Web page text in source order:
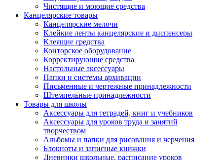
Чистящие и моющие средства
Канцелярские товары
Канцелярские мелочи
Клейкие ленты канцелярские и диспенсеры
Клеящие средства
Конторское оборудование
Корректирующие средства
Настольные аксессуары
Папки и системы архивации
Письменные и чертежные принадлежности
Штемпельные принадлежности
Товары для школы
Аксессуары для тетрадей, книг и учебников
Аксессуары для уроков труда и занятий
творчеством
Альбомы и папки для рисования и черчения
Блокноты и записные книжки
Дневники школьные, расписание уроков